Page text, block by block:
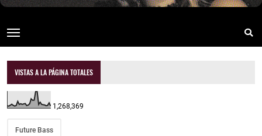
VISTAS A LA PÁGINA TOTALES
1,268,369
Future Bass